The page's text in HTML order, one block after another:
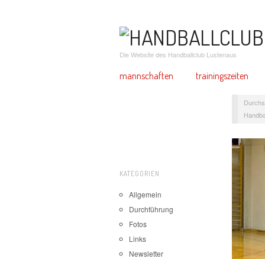
Die Website des Handballclub Lustenaus
mannschaften trainingszeiten
KATEGORIEN
Allgemein
Durchführung
Fotos
Links
Newsletter